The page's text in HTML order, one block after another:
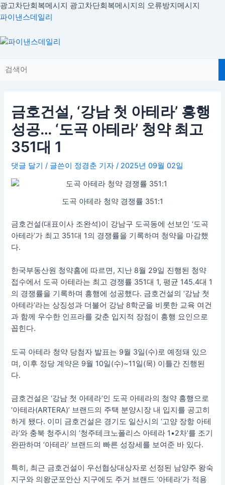
광고차단회복메시지 광고차단회복메시지의 오류방지메시지
파이낸스데일리
금호건설, ‘강남 첫 아테라’ 흥행
성공… ‘도곡 아테라’ 청약 최고
351대 1
댓글 달기 / 글쓴이 정경춘 기자/ 2025년 09월 02일
도곡 아테라 청약 경쟁률 351:1
금호건설(대표이사 조완석)이 강남구 도곡동에 선보인 ‘도곡
아테라’가 최고 351대 1의 경쟁률을 기록하며 청약을 마감했
다.
한국부동산원 청약홈에 따르면, 지난 8월 29일 진행된 청약
접수에서 도곡 아테라는 최고 경쟁률 351대 1, 평균 145.4대 1
의 경쟁률을 기록하며 흥행에 성공했다. 금호건설의 ‘강남 첫
아테라’라는 상징성과 더불어 강남 8학군을 비롯한 교육 여건
과 함께 우수한 인프라를 갖춘 입지적 장점이 흥행 요인으로
꼽힌다.
도곡 아테라 청약 당첨자 발표는 9월 3일(수)로 예정돼 있으
며, 이후 정당 계약은 9월 10일(수)~11일(목) 이틀간 진행된
다.
금호건설은 ‘강남 첫 아테라’인 도곡 아테라의 청약 흥행으로
‘아테라(ARTERA)’ 브랜드의 주택 분양시장 내 입지를 공고히
하게 됐다. 이미 금호건설은 경기도 일산시의 ‘고양 장항 아테
라’와 충북 청주시의 ‘청주테크노폴리스 아테라 1•2차’를 조기
완판하며 ‘아테라’ 브랜드의 빠른 성장세를 보여준 바 있다.
특히, 최근 금호건설이 우선협상대상자로 선정된 남양주 왕숙
지구와 의왕군포안산 지구에도 주거 브랜드 ‘아테라’가 적용
글
비